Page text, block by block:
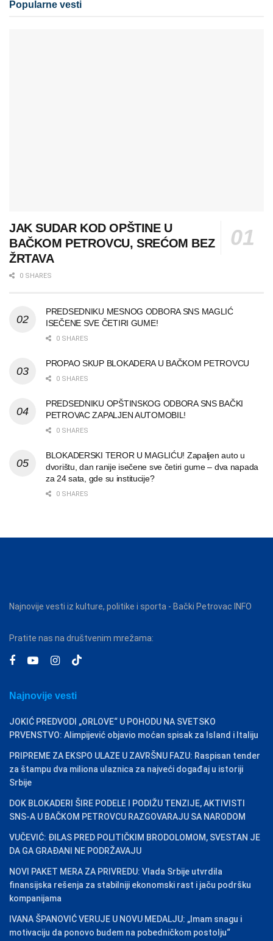
Popularne vesti
JAK SUDAR KOD OPŠTINE U
BAČKOM PETROVCU, SREĆOM BEZ
ŽRTAVA
0 SHARES
PREDSEDNIKU MESNOG ODBORA SNS MAGLIĆ
ISEČENE SVE ČETIRI GUME!
0 SHARES
PROPAO SKUP BLOKADERA U BAČKOM PETROVCU
0 SHARES
PREDSEDNIKU OPŠTINSKOG ODBORA SNS BAČKI
PETROVAC ZAPALJEN AUTOMOBIL!
0 SHARES
BLOKADERSKI TEROR U MAGLIĆU! Zapaljen auto u
dvorištu, dan ranije isečene sve četiri gume – dva napada
za 24 sata, gde su institucije?
0 SHARES
Najnovije vesti iz kulture, politike i sporta - Bački Petrovac INFO
Pratite nas na društvenim mrežama:
Najnovije vesti
JOKIĆ PREDVODI „ORLOVE“ U POHODU NA SVETSKO
PRVENSTVO: Alimpijević objavio moćan spisak za Island i Italiju
PRIPREME ZA EKSPO ULAZE U ZAVRŠNU FAZU: Raspisan tender
za štampu dva miliona ulaznica za najveći događaj u istoriji
Srbije
DOK BLOKADERI ŠIRE PODELE I PODIŽU TENZIJE, AKTIVISTI
SNS-A U BAČKOM PETROVCU RAZGOVARAJU SA NARODOM
VUČEVIĆ: ĐILAS PRED POLITIČKIM BRODOLOMOM, SVESTAN JE
DA GA GRAĐANI NE PODRŽAVAJU
NOVI PAKET MERA ZA PRIVREDU: Vlada Srbije utvrdila
finansijska rešenja za stabilniji ekonomski rast i jaču podršku
kompanijama
IVANA ŠPANOVIĆ VERUJE U NOVU MEDALJU: „Imam snagu i
motivaciju da ponovo budem na pobedničkom postolju“